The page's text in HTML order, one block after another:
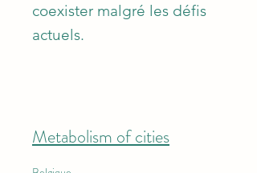
coexister malgré les défis
actuels.
Metabolism of cities